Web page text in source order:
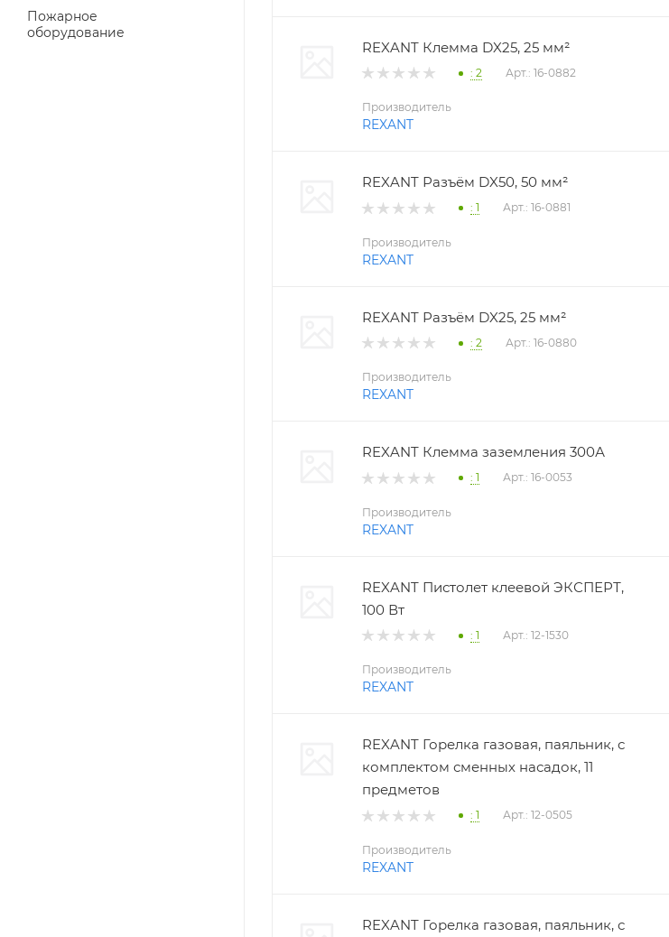
Пожарное
оборудование
REXANT Клемма DX25, 25 мм²
: 2 Арт.: 16-0882
Производитель
REXANT
REXANT Разъём DX50, 50 мм²
: 1 Арт.: 16-0881
Производитель
REXANT
REXANT Разъём DX25, 25 мм²
: 2 Арт.: 16-0880
Производитель
REXANT
REXANT Клемма заземления 300А
: 1 Арт.: 16-0053
Производитель
REXANT
REXANT Пистолет клеевой ЭКСПЕРТ,
100 Вт
: 1 Арт.: 12-1530
Производитель
REXANT
REXANT Горелка газовая, паяльник, с
комплектом сменных насадок, 11
предметов
: 1 Арт.: 12-0505
Производитель
REXANT
REXANT Горелка газовая, паяльник, с